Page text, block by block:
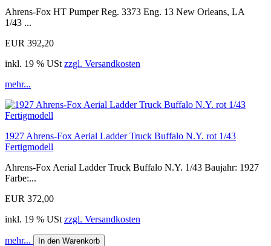
Ahrens-Fox HT Pumper Reg. 3373 Eng. 13 New Orleans, LA
1/43 ...
EUR 392,20
inkl. 19 % USt zzgl. Versandkosten
mehr...
1927 Ahrens-Fox Aerial Ladder Truck Buffalo N.Y. rot 1/43
Fertigmodell
Ahrens-Fox Aerial Ladder Truck Buffalo N.Y. 1/43 Baujahr: 1927
Farbe:...
EUR 372,00
inkl. 19 % USt zzgl. Versandkosten
mehr... In den Warenkorb